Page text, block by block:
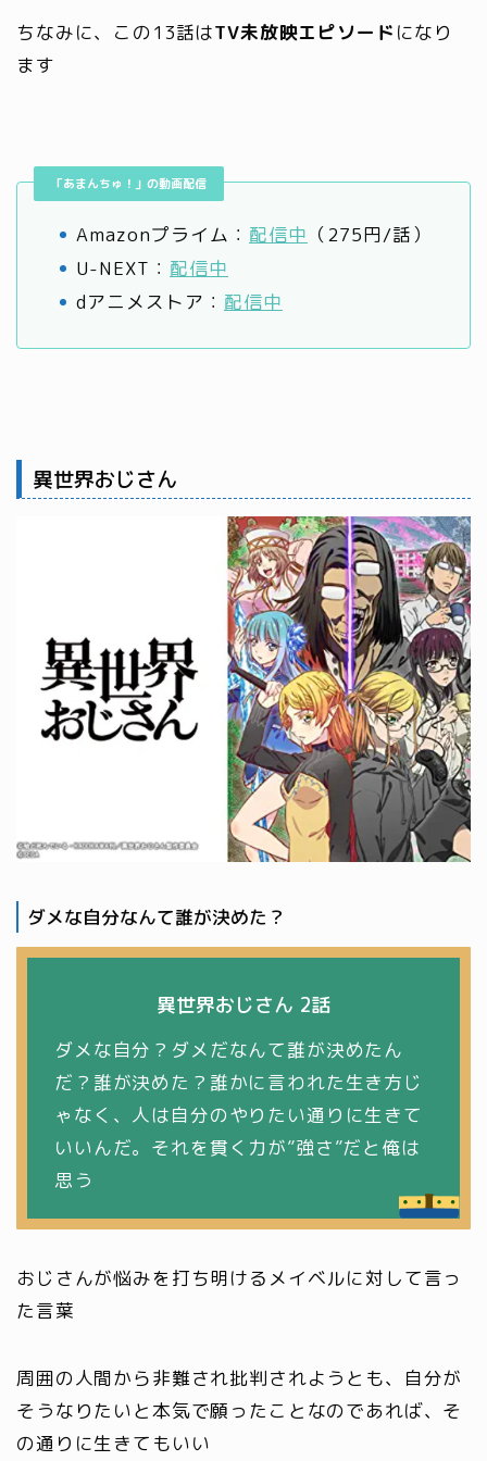
ちなみに、この13話はTV未放映エピソード になり
ます
「あまんちゅ！」の動画配信
Amazonプライム： 配信中 （275円/話）
U-NEXT： 配信中
dアニメストア： 配信中
異世界おじさん
ダメな自分なんて誰が決めた？
異世界おじさん 2話
ダメな自分？ダメだなんて誰が決めたん
だ？誰が決めた？誰かに言われた生き方じ
ゃなく、人は自分のやりたい通りに生きて
いいんだ。それを貫く力が”強さ”だと俺は
思う
おじさんが悩みを打ち明けるメイベルに対して言っ
た言葉
周囲の人間から非難され批判されようとも、自分が
そうなりたいと本気で願ったことなのであれば、そ
の通りに生きてもいい